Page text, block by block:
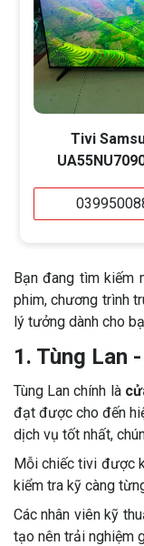
Tivi
Bạn đang tìm kiếm
phim, chương trình
lý tưởng dành cho
1. Tùng Lan
Tùng Lan chính là
đạt được cho đến
dịch vụ tốt nhất,
Mỗi chiếc tivi được
kiểm tra kỹ càng
Các nhân viên kỹ
tạo nên trải nghiệm